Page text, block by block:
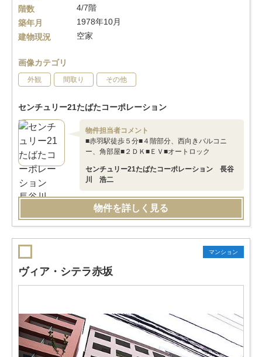
階数
4/7階
築年月
1978年10月
建物現況
空家
画像カテゴリ
外観 間取り その他
センチュリー21たばたコーポレーション
物件担当者コメント
■赤羽駅徒歩５分■４階部分、西向きバルコニ
ー、角部屋■２ＤＫ■ＥＶ■オートロック
センチュリー21たばたコーポレーション 長谷
川 浩二
物件を詳しく見る
マンション
ヴィア・シテラ赤坂